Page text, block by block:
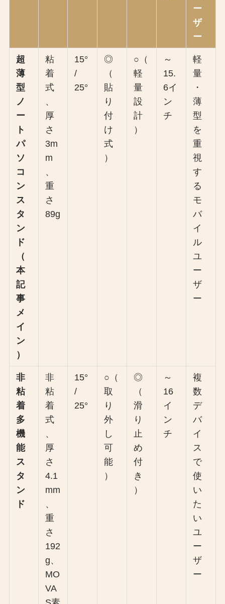
ー
ザ
ー
超
薄
型
ノ
ー
ト
パ
ソ
コ
ン
ス
タ
ン
ド
（
本
記
事
メ
イ
ン
）
粘
着
式
、
厚
さ
3m
m
、
重
さ
89g
15°
/
25°
◎
（
貼
り
付
け
式
）
○（
軽
量
設
計
）
～
15.
6イ
ン
チ
軽
量
・
薄
型
を
重
視
す
る
モ
バ
イ
ル
ユ
ー
ザ
ー
非
粘
着
多
機
能
ス
タ
ン
ド
非
粘
着
式
、
厚
さ
4.1
mm
、
重
さ
192
g、
MO
VA
15°
/
25°
○（
取
り
外
し
可
能
）
◎
（
滑
り
止
め
付
き
）
～
16
イ
ン
チ
複
数
デ
バ
イ
ス
で
使
い
た
い
ユ
ー
ザ
ー